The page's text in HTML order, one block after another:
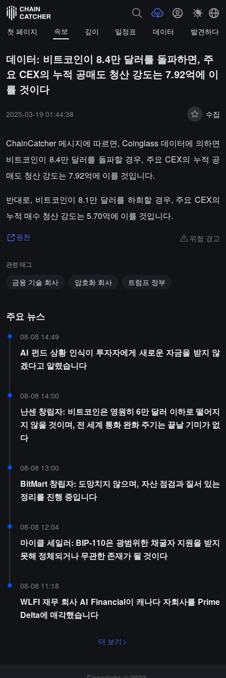
첫 페이지 속보 깊이 일정표 데이터 발견하다
데이터: 비트코인이 8.4만 달러를 돌파하면, 주
요 CEX의 누적 공매도 청산 강도는 7.92억에 이
를 것이다
2025-03-19 01:44:38 수집
ChainCatcher 메시지에 따르면, Coinglass 데이터에 의하면
비트코인이 8.4만 달러를 돌파할 경우, 주요 CEX의 누적 공
매도 청산 강도는 7.92억에 이를 것입니다.
반대로, 비트코인이 8.1만 달러를 하회할 경우, 주요 CEX의
누적 매수 청산 강도는 5.70억에 이를 것입니다.
원천 위험 경고
관련 태그
금융 기술 회사 암호화 회사 트럼프 정부
주요 뉴스
08-08 14:49
AI 펀드 상황 인식이 투자자에게 새로운 자금을 받지 않
겠다고 알렸습니다
08-08 14:00
난센 창립자: 비트코인은 영원히 6만 달러 이하로 떨어지
지 않을 것이며, 전 세계 통화 완화 주기는 끝날 기미가 없
다
08-08 13:00
BitMart 창립자: 도망치지 않으며, 자산 점검과 질서 있는
정리를 진행 중입니다
08-08 12:04
마이클 세일러: BIP-110은 광범위한 채굴자 지원을 받지
못해 정체되거나 무관한 존재가 될 것이다
08-08 11:18
WLFI 재무 회사 AI Financial이 캐나다 자회사를 Prime
Delta에 매각했습니다
더 보기